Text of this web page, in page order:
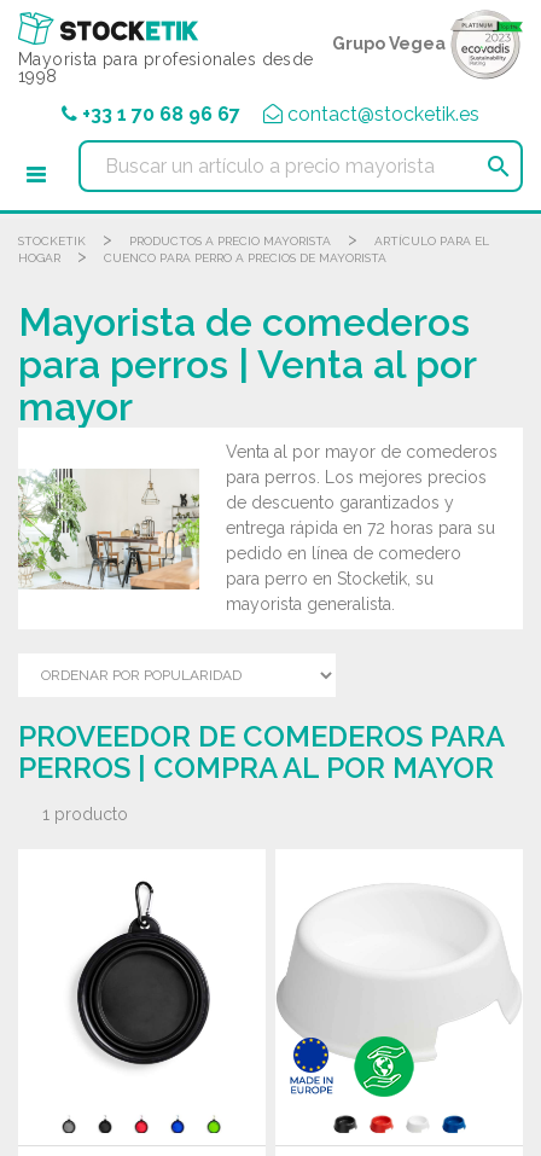
Mayorista para profesionales desde
1998
Grupo Vegea
+33 1 70 68 96 67 contact@stocketik.es

STOCKETIK > PRODUCTOS A PRECIO MAYORISTA >
ARTÍCULO PARA EL
HOGAR
> CUENCO PARA PERRO A PRECIOS DE MAYORISTA
Mayorista de comederos
para perros | Venta al por
mayor
Venta al por mayor de comederos
para perros. Los mejores precios
de descuento garantizados y
entrega rápida en 72 horas para su
pedido en línea de comedero
para perro en Stocketik, su
mayorista generalista.
PROVEEDOR DE COMEDEROS PARA
PERROS | COMPRA AL POR MAYOR
1 producto
Panel de gestión de cookies